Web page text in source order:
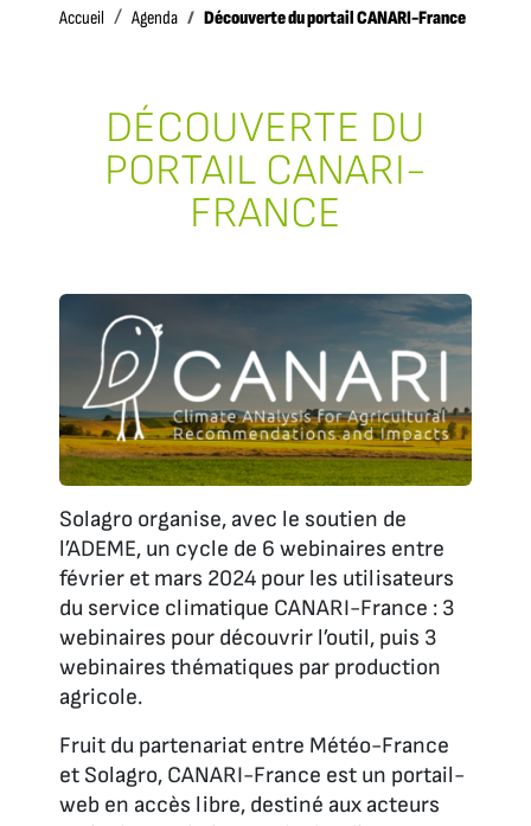
Accueil AccueilAgenda Découverte du portail CANARI-France
DÉCOUVERTE DU
PORTAIL CANARI-
FRANCE
Solagro organise, avec le soutien de
l’ADEME, un cycle de 6 webinaires entre
février et mars 2024 pour les utilisateurs
du service climatique CANARI-France : 3
webinaires pour découvrir l’outil, puis 3
webinaires thématiques par production
agricole.
Fruit du partenariat entre Météo-France
et Solagro, CANARI-France est un portail-
web en accès libre, destiné aux acteurs